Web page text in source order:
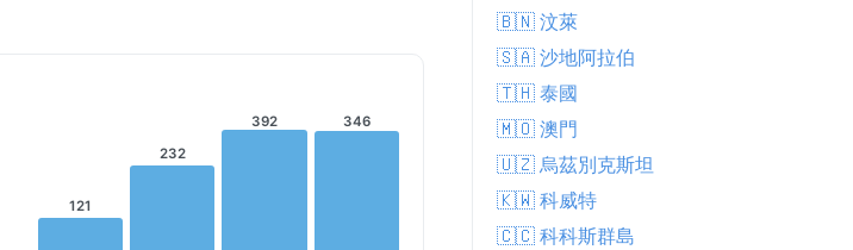
121
232
392 346
🇧🇳 汶萊
🇸🇦 沙地阿拉伯
🇹🇭 泰國
🇲🇴 澳門
🇺🇿 烏茲別克斯坦
🇰🇼 科威特
🇨🇨 科科斯群島